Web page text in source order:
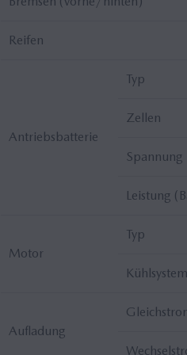
Reifen
Antriebsbatterie
Typ
Zellen
Spannung
Leistung
Motor
Typ
Kühlsystem
Aufladung